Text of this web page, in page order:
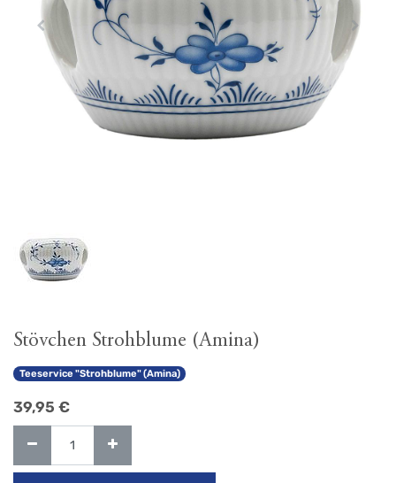
Stövchen Strohblume (Amina)
Teeservice "Strohblume" (Amina)
39,95 €